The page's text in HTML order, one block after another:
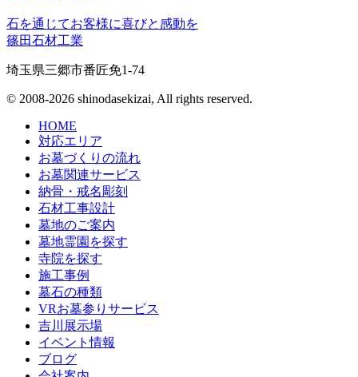
石を通じてお客様に喜びと感動を
篠田石材工業
埼玉県三郷市番匠免1-74
© 2008-2026 shinodasekizai, All rights reserved.
HOME
対応エリア
お墓づくりの流れ
お墓関連サービス
納骨・戒名彫刻
石材工事設計
墓地のご案内
墓地霊園を探す
寺院を探す
施工事例
墓石の種類
VRお墓参りサービス
吉川展示場
イベント情報
ブログ